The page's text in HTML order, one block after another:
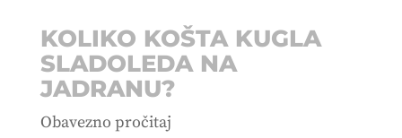
KOLIKO KOŠTA KUGLA
SLADOLEDA NA
JADRANU?
Obavezno pročitaj